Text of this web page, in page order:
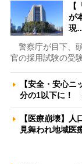
が
現
警察庁が目下、
官の採用試験の受
【安全・安心
分の1以下に！
【医療崩壊】
見舞われ地域